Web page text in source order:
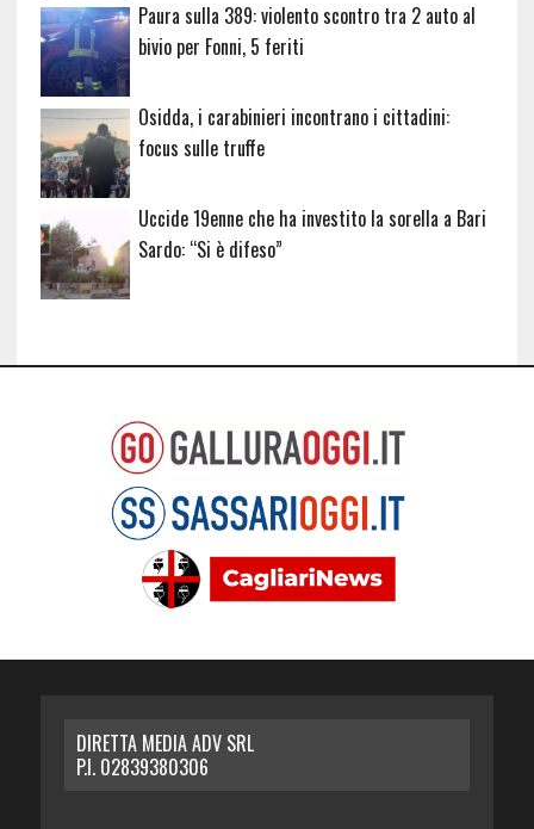
Paura sulla 389: violento scontro tra 2 auto al
bivio per Fonni, 5 feriti
Osidda, i carabinieri incontrano i cittadini:
focus sulle truffe
Uccide 19enne che ha investito la sorella a Bari
Sardo: “Si è difeso”
DIRETTA MEDIA ADV SRL
P.I. 02839380306